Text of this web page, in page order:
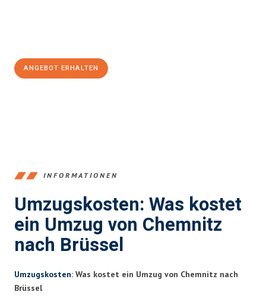
ANGEBOT ERHALTEN
INFORMATIONEN
Umzugskosten: Was kostet
ein Umzug von Chemnitz
nach Brüssel
Umzugskosten: Was kostet ein Umzug von Chemnitz nach
Brüssel